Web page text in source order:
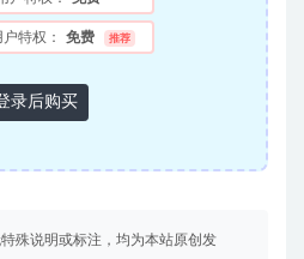
特权： 免费 推荐
录后购买
殊说明或标注，均为本站原创发